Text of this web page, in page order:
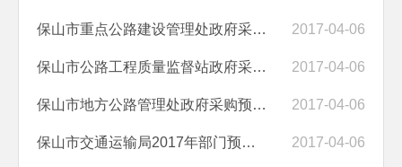
保山市重点公路建设管理处政府采购预算安排情况说明 2017-04-06
保山市公路工程质量监督站政府采购预算安排情况说明 2017-04-06
保山市地方公路管理处政府采购预算安排情况说明 2017-04-06
保山市交通运输局2017年部门预算及“三公”经费预算 2017-04-06